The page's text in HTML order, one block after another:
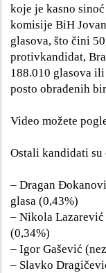
koje je kasno
komisije BiH
glasova, što čini
protivkandidat,
188.010 glasova ili
posto obrađenih
Video možete
Ostali kandidati
– Dragan
glasa (0,43%)
– Nikola
(0,34%)
– Igor Gašević
– Slavko